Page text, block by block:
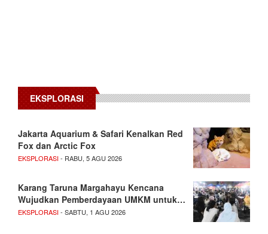
EKSPLORASI
Jakarta Aquarium & Safari Kenalkan Red
Fox dan Arctic Fox
EKSPLORASI- RABU, 5 AGU 2026
Karang Taruna Margahayu Kencana
Wujudkan Pemberdayaan UMKM untuk…
EKSPLORASI- SABTU, 1 AGU 2026